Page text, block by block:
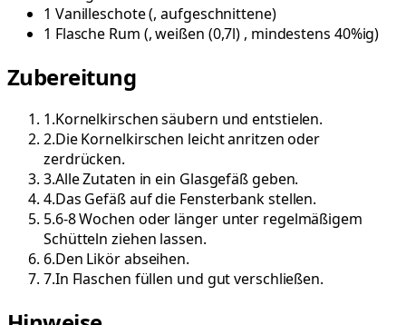
1 Vanilleschote(, aufgeschnittene)
1 Flasche Rum (, weißen (0,7l) , mindestens 40%ig)
Zubereitung
1.Kornelkirschen säubern und entstielen.
2.Die Kornelkirschen leicht anritzen oder
zerdrücken.
3.Alle Zutaten in ein Glasgefäß geben.
4.Das Gefäß auf die Fensterbank stellen.
5.6-8 Wochen oder länger unter regelmäßigem
Schütteln ziehen lassen.
6.Den Likör abseihen.
7.In Flaschen füllen und gut verschließen.